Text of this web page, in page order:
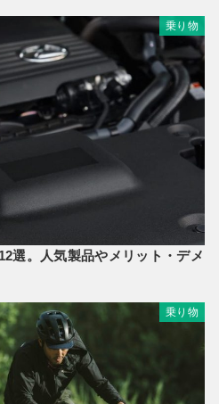
乗り物
選。人気製品やメリット・デメ
乗り物